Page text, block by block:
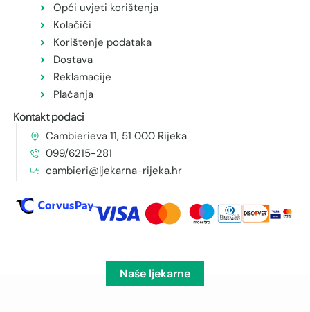
Opći uvjeti korištenja
Kolačići
Korištenje podataka
Dostava
Reklamacije
Plaćanja
Kontakt podaci
Cambierieva 11, 51 000 Rijeka
099/6215-281
cambieri@ljekarna-rijeka.hr
Naše ljekarne